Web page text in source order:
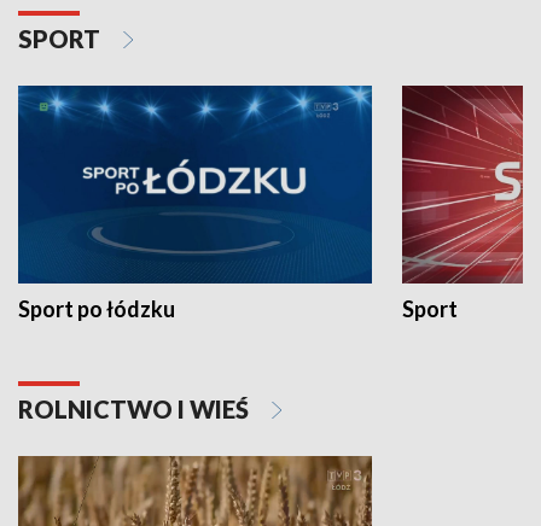
SPORT
Sport po łódzku Sport
ROLNICTWO I WIEŚ